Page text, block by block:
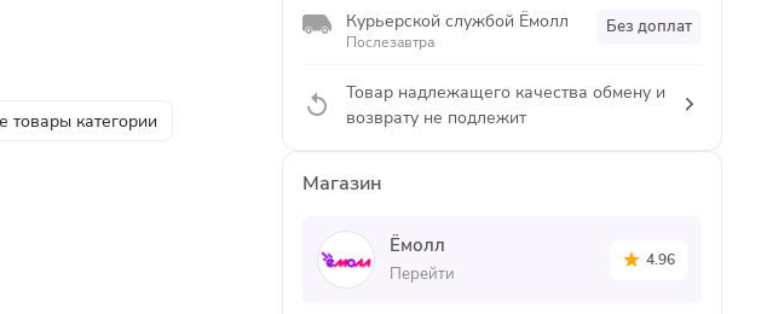
товары категории
Курьерской службой Ёмолл
Послезавтра
Без доплат
Товар надлежащего качества обмену и
возврату не подлежит
Магазин
Ёмолл
Перейти
4.96